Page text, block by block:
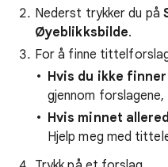
Nederst trykker du på
Øyeblikksbilde.
For å finne
Hvis du ikke
gjennom
Hvis minnet
Hjelp meg med